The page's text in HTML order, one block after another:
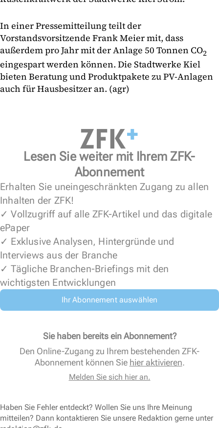
In einer Pressemitteilung teilt der
Vorstandsvorsitzende Frank Meier mit, dass
außerdem pro Jahr mit der Anlage 50 Tonnen CO2
eingespart werden können. Die Stadtwerke Kiel
bieten Beratung und Produktpakete zu PV-Anlagen
auch für Hausbesitzer an. (agr)
Lesen Sie weiter mit Ihrem ZFK-
Abonnement
Erhalten Sie uneingeschränkten Zugang zu allen
Inhalten der ZFK!
✓ Vollzugriff auf alle ZFK-Artikel und das digitale
ePaper
✓ Exklusive Analysen, Hintergründe und
Interviews aus der Branche
✓ Tägliche Branchen-Briefings mit den
wichtigsten Entwicklungen
Ihr Abonnement auswählen
Sie haben bereits ein Abonnement?
Den Online-Zugang zu Ihrem bestehenden ZFK-
Abonnement können Sie hier aktivieren.
Melden Sie sich hier an.
Haben Sie Fehler entdeckt? Wollen Sie uns Ihre Meinung
mitteilen? Dann kontaktieren Sie unsere Redaktion gerne unter